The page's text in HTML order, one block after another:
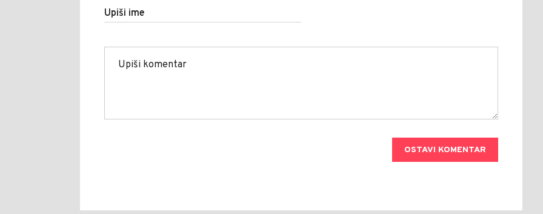
Upiši ime
OSTAVI KOMENTAR